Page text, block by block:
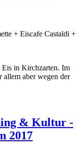
+ Eiscafe Castaldi +
Eis in Kirchzarten. Im
allem aber wegen der
& Kultur -
2017